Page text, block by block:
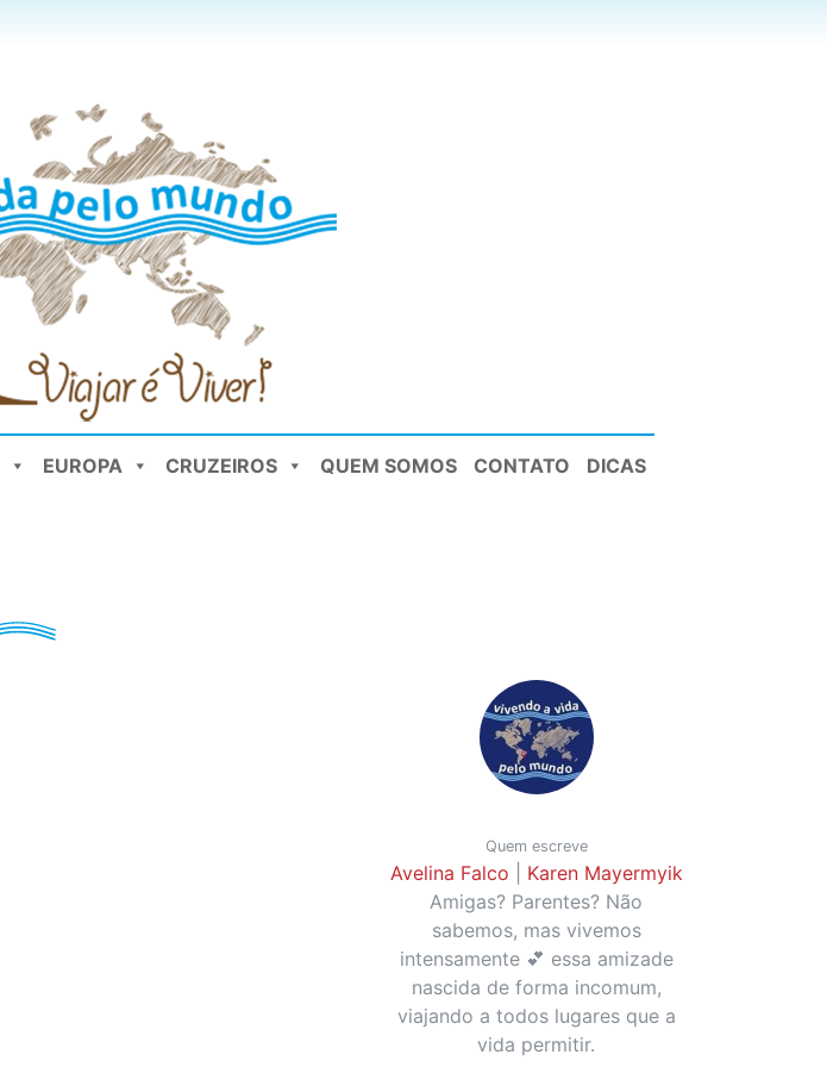
EUROPA CRUZEIROS QUEM SOMOS CONTATO DICAS
Quem escreve
Avelina Falco
Karen Mayermyik
Amigas? Parentes? Não
sabemos, mas vivemos
intensamente 💕 essa amizade
nascida de forma incomum,
viajando a todos lugares que a
vida permitir.